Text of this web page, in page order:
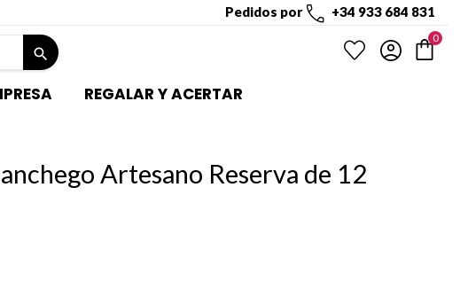
Pedidos por +34 933 684 831
search
0
REGALAR Y ACERTAR
Artesano Reserva de 12